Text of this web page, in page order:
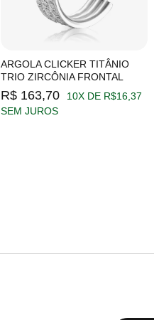
ARGOLA CLICKER TITÂNIO
TRIO ZIRCÔNIA FRONTAL
R$ 163,70
10X DE R$16,37
SEM JUROS